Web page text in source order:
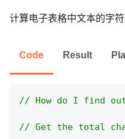
计算电子表格中文本的字符
Code Result
// How do I find
// Get the total